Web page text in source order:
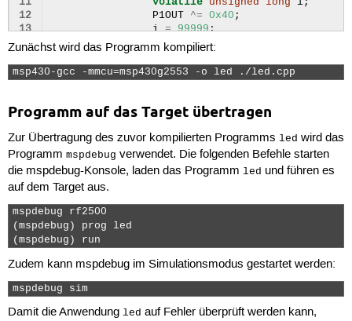
12
13
14
16
17
P1OUT
^= 0x40 ;
i = 99999;
--
while (i != 0);
}
Zunächst wird das Programm kompiliert:
msp430-gcc -mmcu=msp430g2553 -o led ./led.cpp
Programm auf das Target übertragen
Zur Übertragung des zuvor kompilierten Programms led wird das
Programm mspdebug verwendet. Die folgenden Befehle starten
die mspdebug-Konsole, laden das Programm led und führen es
auf dem Target aus.
mspdebug rf2500
(mspdebug) prog led
(mspdebug) run
Zudem kann mspdebug im Simulationsmodus gestartet werden:
mspdebug sim
Damit die Anwendung led auf Fehler überprüft werden kann,